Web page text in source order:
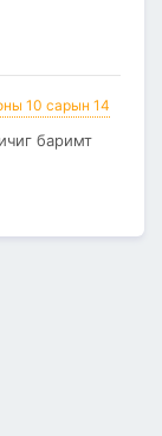
10 сарын 14
баримт